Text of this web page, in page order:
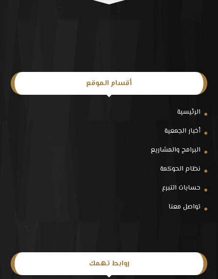
أقسام الموقع
الرئيسية
أخبار الجمعية
البرامج والمشاريع
نظام الحوكمة
حسابات التبرع
تواصل معنا
روابط تهمك